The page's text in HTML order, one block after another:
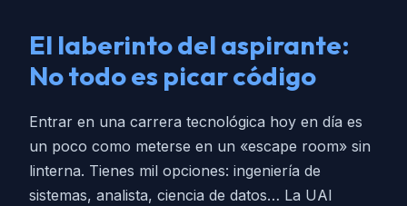
El laberinto del aspirante:
No todo es picar código
Entrar en una carrera tecnológica hoy en día es
un poco como meterse en un «escape room» sin
linterna. Tienes mil opciones: ingeniería de
sistemas, analista, ciencia de datos… La UAI